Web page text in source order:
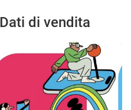
di vendita